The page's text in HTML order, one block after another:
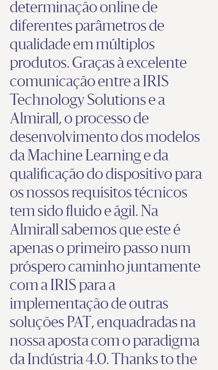
determinação online de
diferentes parâmetros de
qualidade em múltiplos
produtos. Graças à excelente
comunicação entre a IRIS
Technology Solutions e a
Almirall, o processo de
desenvolvimento dos modelos
da Machine Learning e da
qualificação do dispositivo para
os nossos requisitos técnicos
tem sido fluido e ágil. Na
Almirall sabemos que este é
apenas o primeiro passo num
próspero caminho juntamente
com a IRIS para a
implementação de outras
soluções PAT, enquadradas na
nossa aposta com o paradigma
da Indústria 4.0. Thanks to the